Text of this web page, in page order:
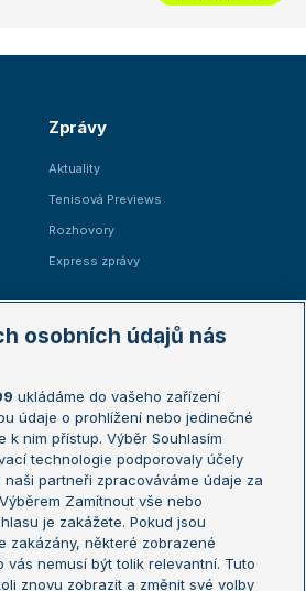
Zprávy
Aktuality
Tenisová Previews
Rozhovory
Express zprávy
Australian Open
French Open
Wimbledon
US Open
Turnaj mistrů
Turnaj mistryň
osobních údajů nás
ukládáme do vašeho zařízení
údaje o prohlížení nebo jedinečné
k nim přístup. Výběr Souhlasím
technologie podporovaly účely
naši partneři zpracováváme údaje za
Zamítnout vše nebo
je zakážete. Pokud jsou
zakázány, některé zobrazené
vás nemusí být tolik relevantní. Tuto
znovu zobrazit a změnit své volby